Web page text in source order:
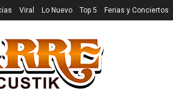
Viral Lo Nuevo Top 5 Ferias y Conciertos